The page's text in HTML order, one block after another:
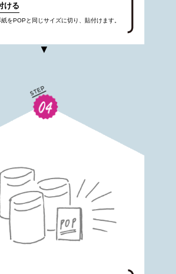
ける
をPOPと同じサイズに切り、貼付けます。